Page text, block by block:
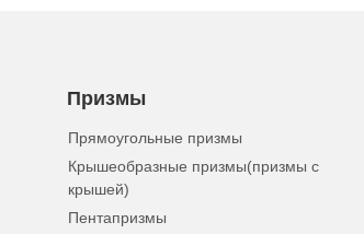
Призмы
Прямоугольные призмы
Крышеобразные призмы(призмы с
крышей)
Пентапризмы